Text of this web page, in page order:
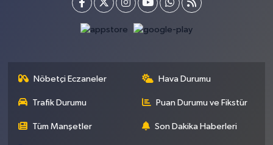
Nöbetçi Eczaneler Hava Durumu
Trafik Durumu Puan Durumu ve Fikstür
Tüm Manşetler Son Dakika Haberleri